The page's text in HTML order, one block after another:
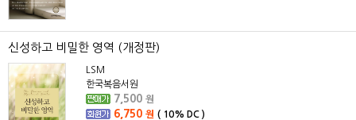
신성하고 비밀한 영역 (개정판)
LSM
한국복음서원
7,500 원
6,750 원 ( 10% DC )